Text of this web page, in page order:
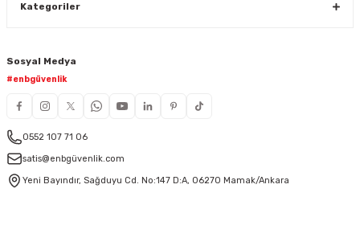
Kategoriler
Sosyal Medya
#enbgüvenlik
0552 107 71 06
satis@enbgüvenlik.com
Yeni Bayındır, Sağduyu Cd. No:147 D:A, 06270 Mamak/Ankara